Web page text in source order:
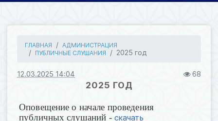
ГЛАВНАЯ
АДМИНИСТРАЦИЯ
ПУБЛИЧНЫЕ СЛУШАНИЯ
2025 год
12.03.2025 14:04 68
2025 ГОД
Оповещение о начале проведения
публичных слушаний - скачать